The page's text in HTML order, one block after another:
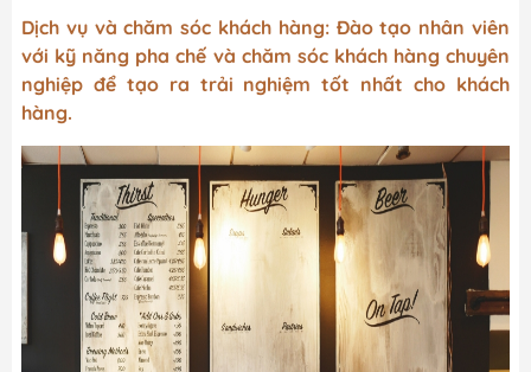
Dịch vụ và chăm sóc khách hàng: Đào tạo nhân viên
với kỹ năng pha chế và chăm sóc khách hàng chuyên
nghiệp để tạo ra trải nghiệm tốt nhất cho khách
hàng.